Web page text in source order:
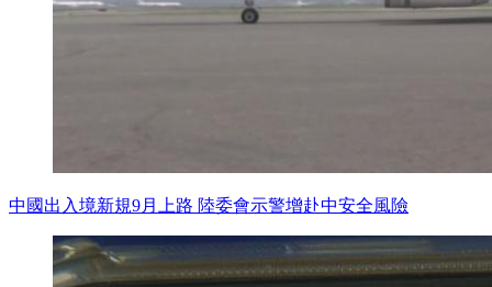
中國出入境新規9月上路 陸委會示警增赴中安全風險